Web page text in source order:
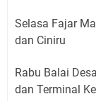
Selasa Fajar
dan Ciniru
Rabu Balai
dan Terminal